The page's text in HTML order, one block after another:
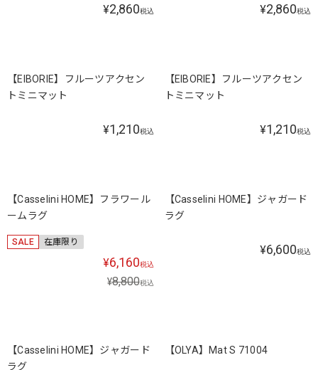
¥2,860税込 ¥2,860税込
【EIBORIE】フルーツアクセン
トミニマット
¥1,210税込
【EIBORIE】フルーツアクセン
トミニマット
¥1,210税込
【Casselini HOME】フラワール
ームラグ
SALE 在庫限り
¥6,160税込
¥8,800税込
【Casselini HOME】ジャガード
ラグ
¥6,600税込
【Casselini HOME】ジャガード
ラグ
【OLYA】Mat S 71004